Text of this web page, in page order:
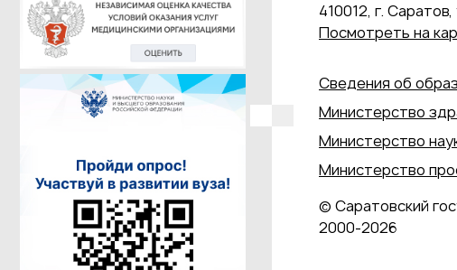
410012, г.
Посмотреть на
Сведения об
Министерство
Министерство
Министерство
© Саратовский
2000‑2026